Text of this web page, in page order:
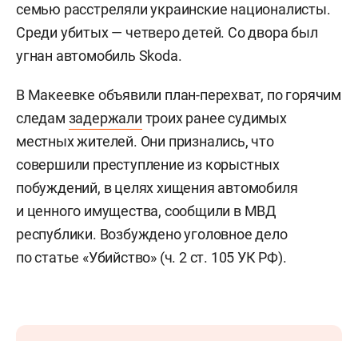
семью расстреляли украинские националисты.
Среди убитых — четверо детей. Со двора был
угнан автомобиль Skoda.
В Макеевке объявили план-перехват, по горячим
следам задержали троих ранее судимых
местных жителей. Они признались, что
совершили преступление из корыстных
побуждений, в целях хищения автомобиля
и ценного имущества, сообщили в МВД
республики. Возбуждено уголовное дело
по статье «Убийство» (ч. 2 ст. 105 УК РФ).